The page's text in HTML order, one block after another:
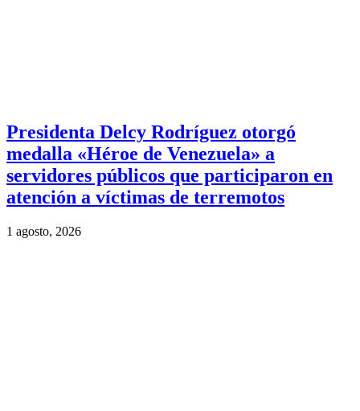
Presidenta Delcy Rodríguez otorgó
medalla «Héroe de Venezuela» a
servidores públicos que participaron en
atención a víctimas de terremotos
1 agosto, 2026